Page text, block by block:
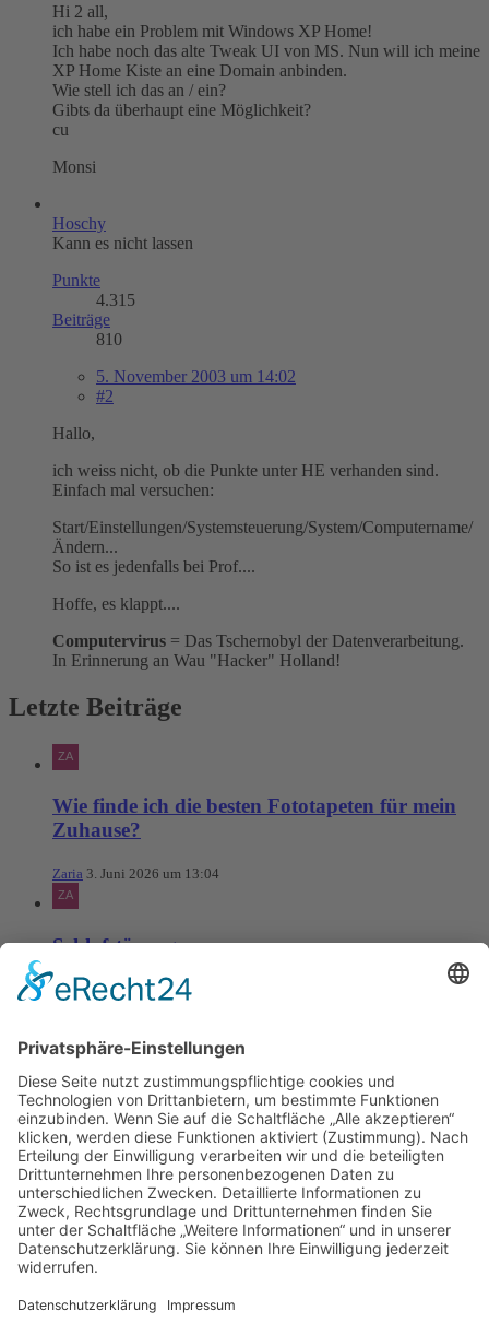
Hi 2 all,
ich habe ein Problem mit Windows XP Home!
Ich habe noch das alte Tweak UI von MS. Nun will ich meine
XP Home Kiste an eine Domain anbinden.
Wie stell ich das an / ein?
Gibts da überhaupt eine Möglichkeit?
cu
Monsi
Hoschy
Kann es nicht lassen
Punkte
4.315
Beiträge
810
5. November 2003 um 14:02
#2
Hallo,
ich weiss nicht, ob die Punkte unter HE verhanden sind.
Einfach mal versuchen:
Start/Einstellungen/Systemsteuerung/System/Computername/
Ändern...
So ist es jedenfalls bei Prof....
Hoffe, es klappt....
Computervirus = Das Tschernobyl der Datenverarbeitung.
In Erinnerung an Wau "Hacker" Holland!
Letzte Beiträge
Wie finde ich die besten Fototapeten für mein
Zuhause?
Zaria 3. Juni 2026 um 13:04
Schlafstörungen
Zaria 3. Juni 2026 um 13:03
Ms word to PDF
Manuellsen 28. Mai 2026 um 10:31
Künstliche Intelligenz in der
Plattformentwicklung
MasonOgden 24. August 2025 um 10:58
Was habt ihr euch zuletzt gekauft?